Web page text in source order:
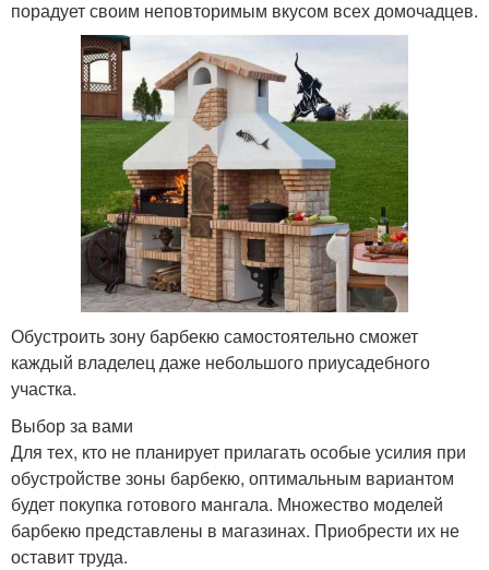
порадует своим неповторимым вкусом всех домочадцев.
Обустроить зону барбекю самостоятельно сможет
каждый владелец даже небольшого приусадебного
участка.
Выбор за вами
Для тех, кто не планирует прилагать особые усилия при
обустройстве зоны барбекю, оптимальным вариантом
будет покупка готового мангала. Множество моделей
барбекю представлены в магазинах. Приобрести их не
оставит труда.